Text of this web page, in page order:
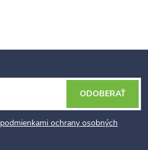
podmienkami ochrany osobných
ODOBERAŤ